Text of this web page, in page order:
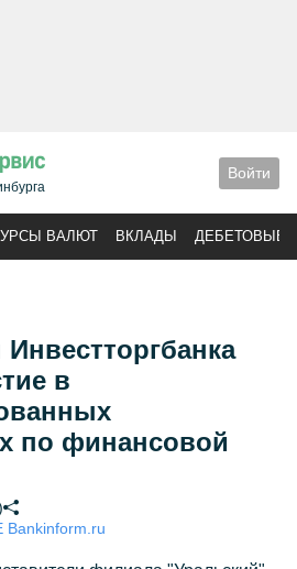
Войти
ВАЛЮТ ВКЛАДЫ ДЕБЕТОВЫЕ
в
по финансовой